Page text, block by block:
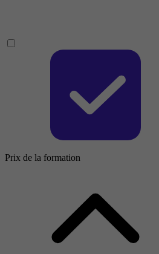
Prix de la formation